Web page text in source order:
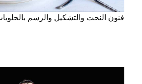
فنون النحت والتشكيل والرسم بالحلويات